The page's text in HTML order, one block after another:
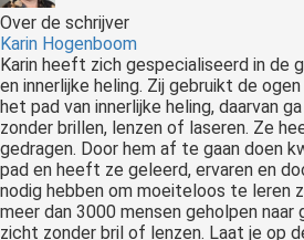
Over de schrijver
Karin Hogenboom
Karin heeft zich gespecialiseerd in de
en innerlijke heling. Zij gebruikt de
het pad van innerlijke heling, daarvan
zonder brillen, lenzen of laseren. Ze
gedragen. Door hem af te gaan doen
pad en heeft ze geleerd, ervaren en
nodig hebben om moeiteloos te leren
meer dan 3000 mensen geholpen
zicht zonder bril of lenzen. Laat je op